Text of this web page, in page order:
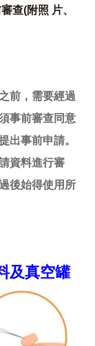
查(附照 片、
前，需要經過
事前審查同意
出事前申請。
資料進行審
後始得使用所
及真空罐